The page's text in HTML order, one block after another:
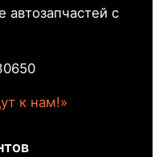
с
к нам!»